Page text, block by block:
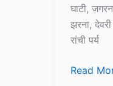
घाटी,
झरना,
रांची पर्य
10+
Read